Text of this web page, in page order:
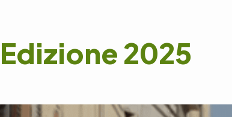
Edizione 2025